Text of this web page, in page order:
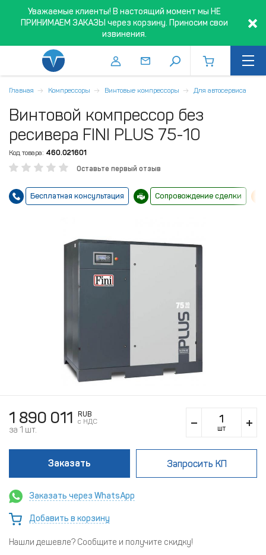
Уважаемые клиенты! В настоящий момент мы НЕ
ПРИНИМАЕМ ЗАКАЗЫ через корзину. Приносим свои
извинения.
Главная Компрессоры Винтовые компрессоры Для автосервиса
Винтовой компрессор без
ресивера FINI PLUS 75-10
Код товара: 460.021601
Оставьте первый отзыв
Бесплатная консультация Сопровождение сделки
1 890 011
RUB
c НДС
за 1 шт. шт
Заказать Запросить КП
Заказать через WhatsApp
Добавить в корзину
Нашли дешевле? Сообщите и получите скидку!